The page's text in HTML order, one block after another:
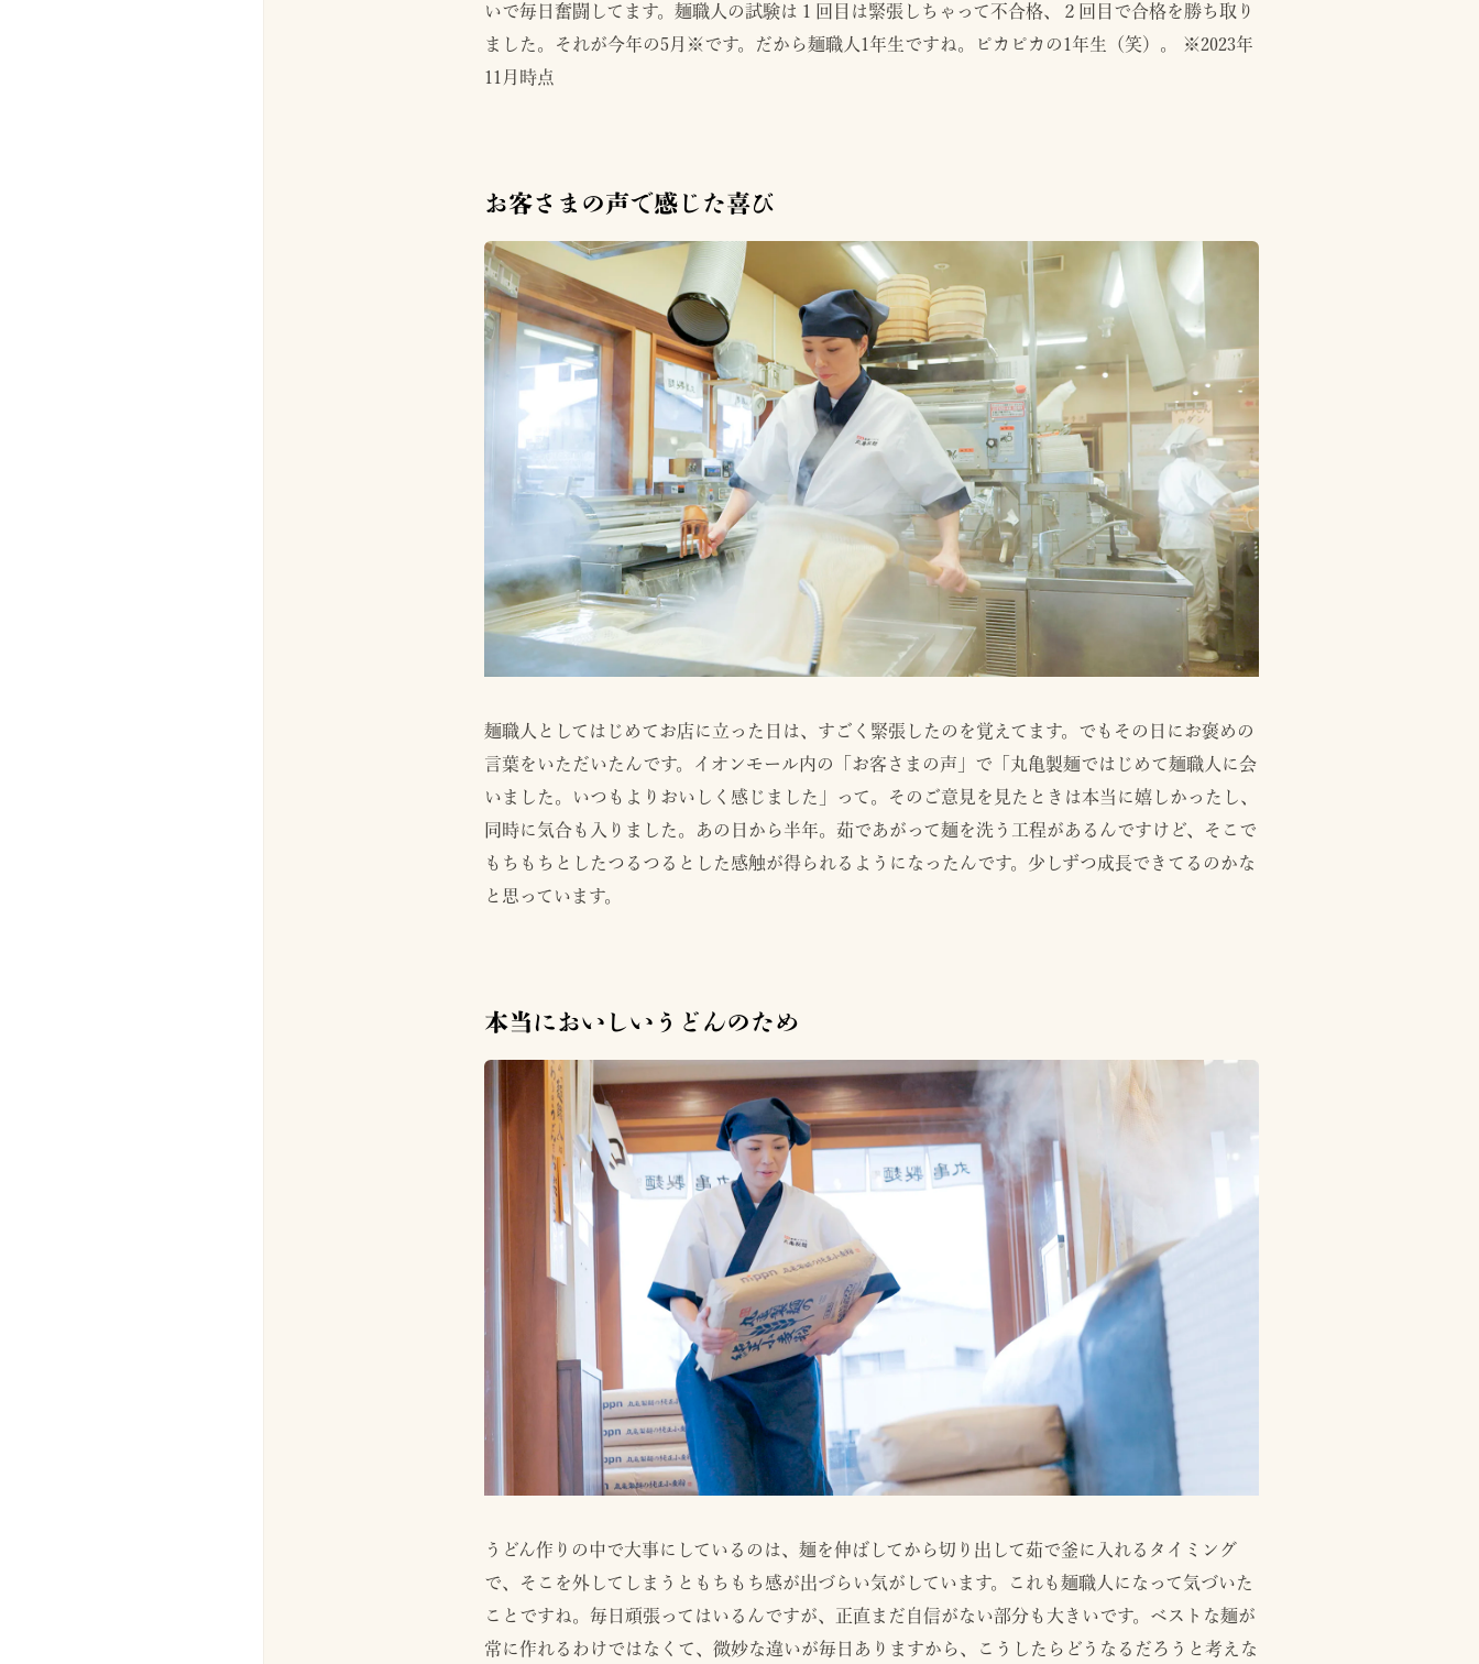
いで毎日奮闘してます。麺職人の試験は１回目は緊張しちゃって不合格、２回目で合格を勝ち取り
ました。それが今年の5月※です。だから麺職人1年生ですね。ピカピカの1年生（笑）。 ※2023年
11月時点
お客さまの声で感じた喜び
麺職人としてはじめてお店に立った日は、すごく緊張したのを覚えてます。でもその日にお褒めの
言葉をいただいたんです。イオンモール内の「お客さまの声」で「丸亀製麺ではじめて麺職人に会
いました。いつもよりおいしく感じました」って。そのご意見を見たときは本当に嬉しかったし、
同時に気合も入りました。あの日から半年。茹であがって麺を洗う工程があるんですけど、そこで
もちもちとしたつるつるとした感触が得られるようになったんです。少しずつ成長できてるのかな
と思っています。
本当においしいうどんのため
うどん作りの中で大事にしているのは、麺を伸ばしてから切り出して茹で釜に入れるタイミング
で、そこを外してしまうともちもち感が出づらい気がしています。これも麺職人になって気づいた
ことですね。毎日頑張ってはいるんですが、正直まだ自信がない部分も大きいです。ベストな麺が
常に作れるわけではなくて、微妙な違いが毎日ありますから、こうしたらどうなるだろうと考えな